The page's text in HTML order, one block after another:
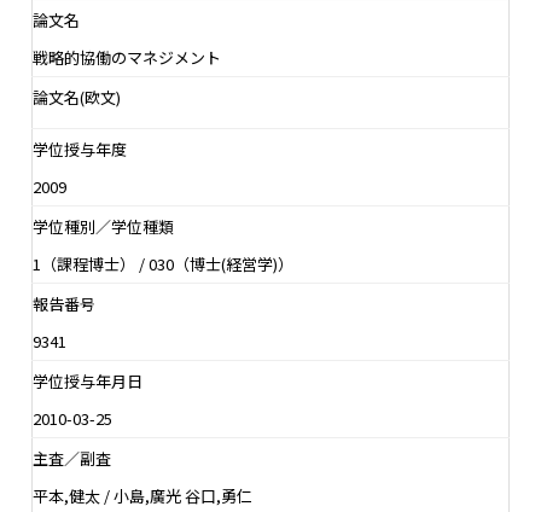
論文名
戦略的協働のマネジメント
論文名(欧文)
学位授与年度
2009
学位種別／学位種類
1（課程博士） / 030（博士(経営学)）
報告番号
9341
学位授与年月日
2010-03-25
主査／副査
平本,健太 / 小島,廣光 谷口,勇仁